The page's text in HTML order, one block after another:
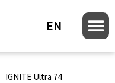
EN
IGNITE Ultra 74